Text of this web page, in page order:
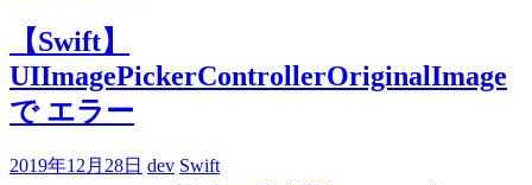
【Swift】
UIImagePickerControllerOriginalImage
で エラー
2019年12月28日 dev Swift